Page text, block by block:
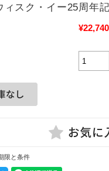
スク・イー25周
¥22,740
限と条件